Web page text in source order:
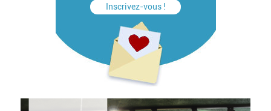
Inscrivez-vous !